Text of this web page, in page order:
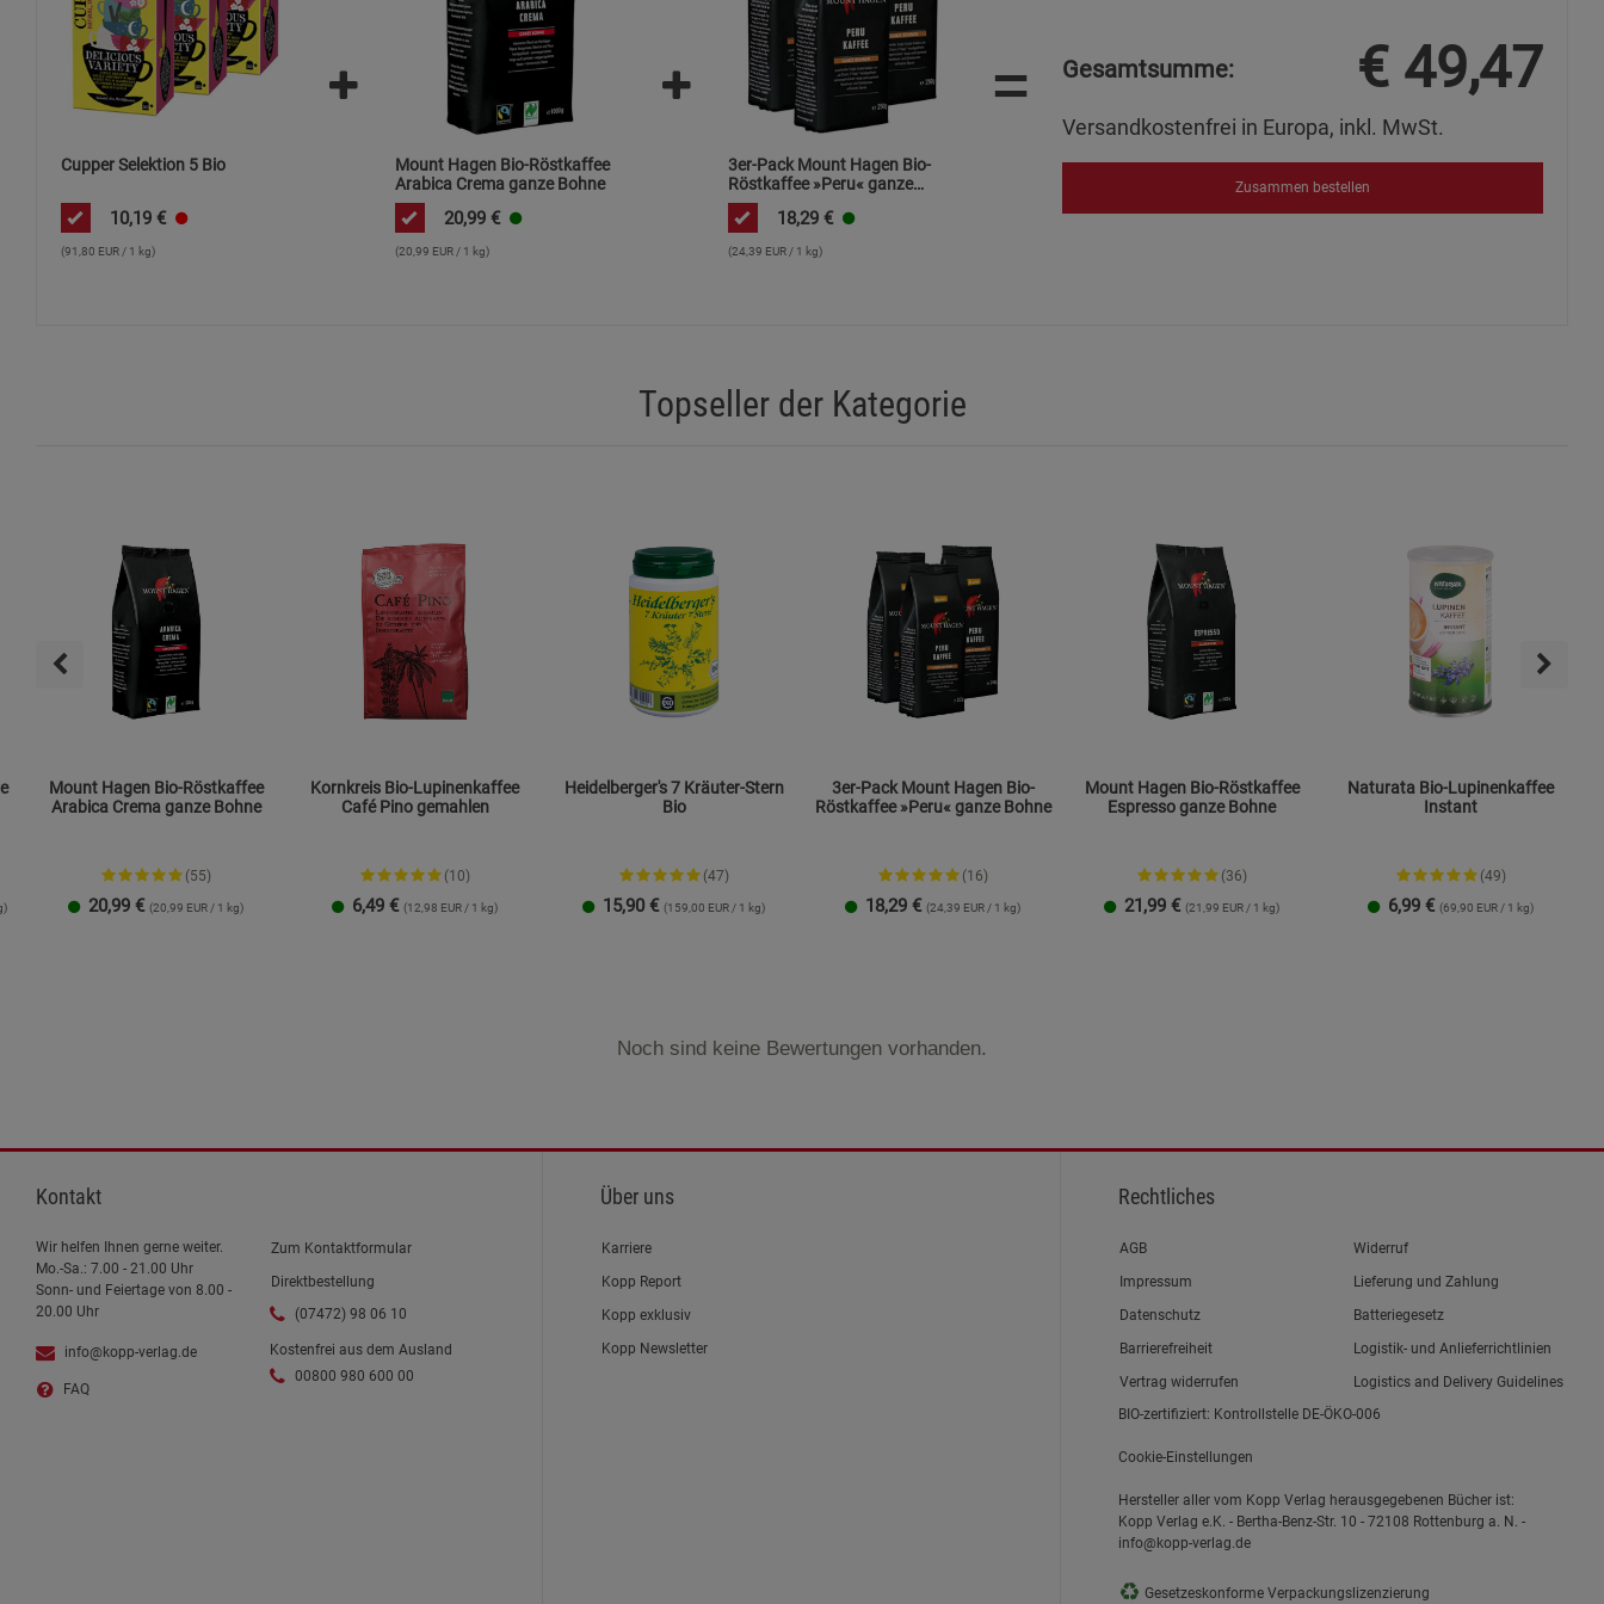
Cupper Selektion 5 Bio
10,19 €
(91,80 EUR / 1 kg)
Mount Hagen Bio-Röstkaffee
Arabica Crema ganze Bohne
20,99 €
(20,99 EUR / 1 kg)
3er-Pack Mount Hagen Bio-
Röstkaffee »Peru« ganze
Bohne
18,29 €
(24,39 EUR / 1 kg)
= Gesamtsumme: € 49,47
Versandkostenfrei in Europa, inkl. MwSt.
Zusammen bestellen
Topseller der Kategorie
Mount Hagen Bio-Röstkaffee
Arabica Crema ganze Bohne
(55)
20,99 € (20,99 EUR / 1 kg)
Kornkreis Bio-Lupinenkaffee
Café Pino gemahlen
(10)
6,49 € (12,98 EUR / 1 kg)
Heidelberger's 7 Kräuter-Stern
Bio
(47)
15,90 € (159,00 EUR / 1 kg)
3er-Pack Mount Hagen Bio-
Röstkaffee »Peru« ganze Bohne
(16)
18,29 € (24,39 EUR / 1 kg)
Mount Hagen Bio-Röstkaffee
Espresso ganze Bohne
(36)
21,99 € (21,99 EUR / 1 kg)
Naturata Bio-Lupinenkaffee
Instant
(49)
6,99 € (69,90 EUR / 1 kg)
Noch sind keine Bewertungen vorhanden.
Kontakt
Wir helfen Ihnen gerne weiter.
Mo.-Sa.: 7.00 - 21.00 Uhr
Sonn- und Feiertage von 8.00 -
20.00 Uhr
info@kopp-verlag.de
FAQ
Zum Kontaktformular
Direktbestellung
(07472) 98 06 10
Kostenfrei aus dem Ausland
00800 980 600 00
Über uns
Karriere
Kopp Report
Kopp exklusiv
Kopp Newsletter
Rechtliches
Link zum/zur
AGB
Link zum/zur
Impressum
Link zum/zur
Datenschutz
Link zum/zur
Barrierefreiheit
Vertrag widerrufen
Widerruf
Lieferung und Zahlung
Batteriegesetz
Logistik- und Anlieferrichtlinien
Logistics and Delivery Guidelines
BIO-zertifiziert: Kontrollstelle DE-ÖKO-006
Cookie-Einstellungen
Hersteller aller vom Kopp Verlag herausgegebenen Bücher ist:
Kopp Verlag e.K. - Bertha-Benz-Str. 10 - 72108 Rottenburg a. N. -
info@kopp-verlag.de
♻ Gesetzeskonforme Verpackungslizenzierung
Marketing Cookies (3)
Beschreibung Marketing Cookies
Cookie-Informationenanzeigen
Datenschutzerklärung